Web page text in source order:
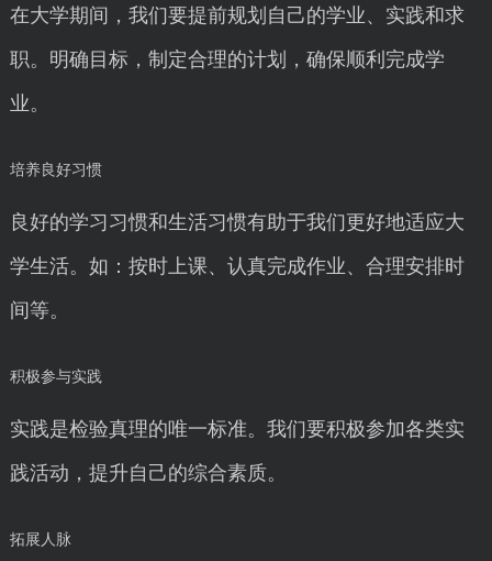
在大学期间，我们要提前规划自己的学业、实践和求
职。明确目标，制定合理的计划，确保顺利完成学
业。
培养良好习惯
良好的学习习惯和生活习惯有助于我们更好地适应大
学生活。如：按时上课、认真完成作业、合理安排时
间等。
积极参与实践
实践是检验真理的唯一标准。我们要积极参加各类实
践活动，提升自己的综合素质。
拓展人脉